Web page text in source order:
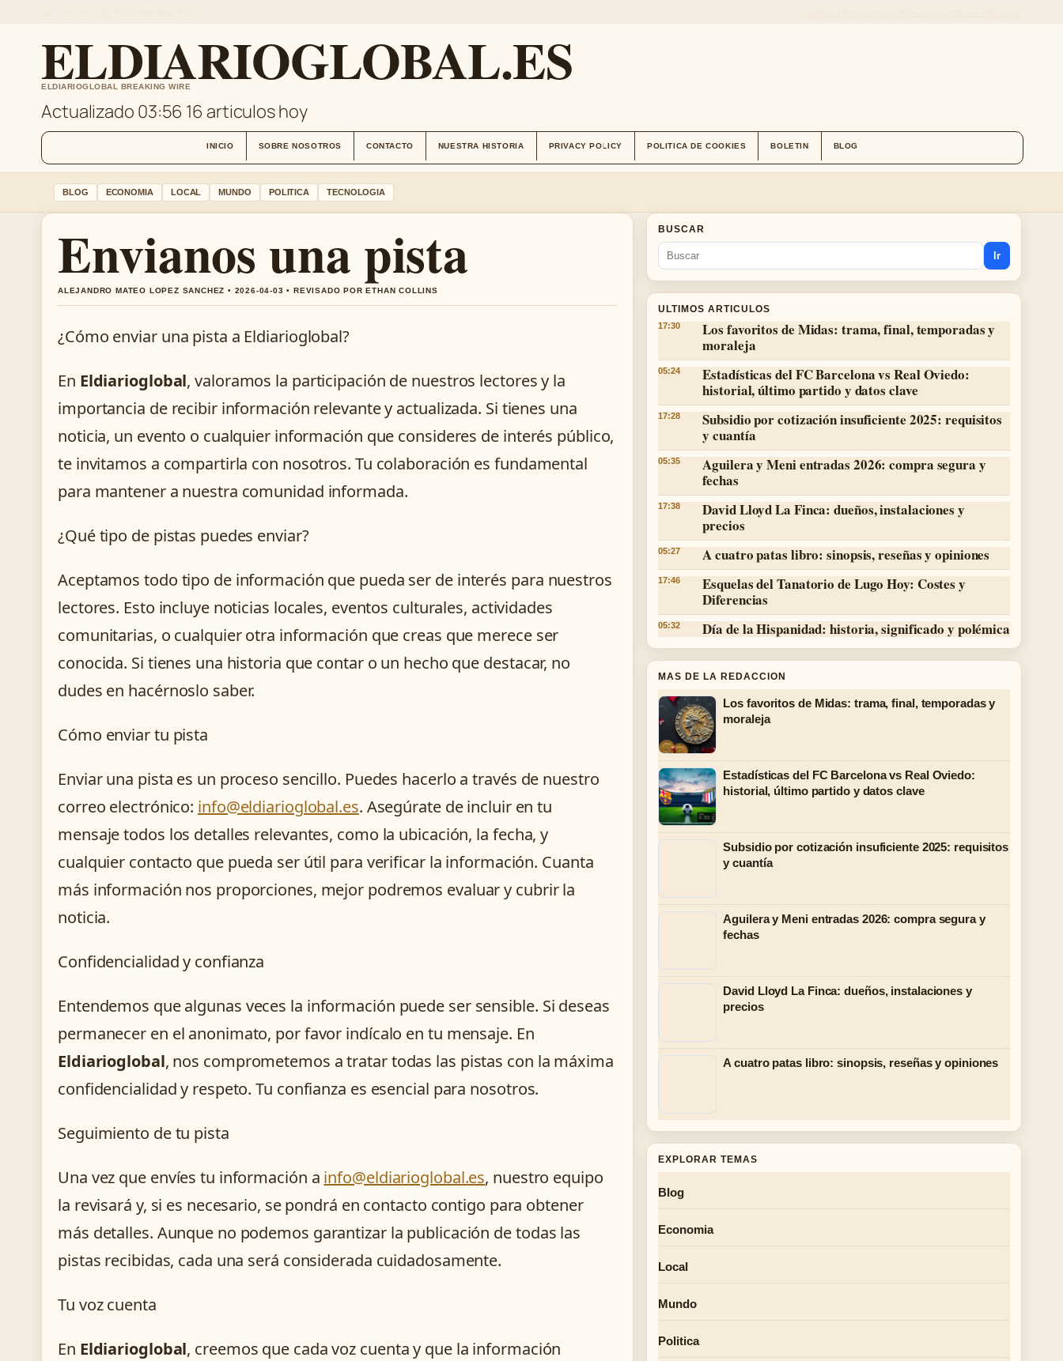
ELDIARIOGLOBAL.ES
ELDIARIOGLOBAL BREAKING WIRE
Actualizado 03:56 16 articulos hoy
INICIO SOBRE NOSOTROS CONTACTO NUESTRA HISTORIA PRIVACY POLICY POLITICA DE COOKIES BOLETIN BLOG
BLOG ECONOMIA LOCAL MUNDO POLITICA TECNOLOGIA
Envianos una pista
ALEJANDRO MATEO LOPEZ SANCHEZ • 2026-04-03 • REVISADO POR ETHAN COLLINS
¿Cómo enviar una pista a Eldiarioglobal?
En Eldiarioglobal, valoramos la participación de nuestros lectores y la
importancia de recibir información relevante y actualizada. Si tienes una
noticia, un evento o cualquier información que consideres de interés público,
te invitamos a compartirla con nosotros. Tu colaboración es fundamental
para mantener a nuestra comunidad informada.
¿Qué tipo de pistas puedes enviar?
Aceptamos todo tipo de información que pueda ser de interés para nuestros
lectores. Esto incluye noticias locales, eventos culturales, actividades
comunitarias, o cualquier otra información que creas que merece ser
conocida. Si tienes una historia que contar o un hecho que destacar, no
dudes en hacérnoslo saber.
Cómo enviar tu pista
Enviar una pista es un proceso sencillo. Puedes hacerlo a través de nuestro
correo electrónico: info@eldiarioglobal.es. Asegúrate de incluir en tu
mensaje todos los detalles relevantes, como la ubicación, la fecha, y
cualquier contacto que pueda ser útil para verificar la información. Cuanta
más información nos proporciones, mejor podremos evaluar y cubrir la
noticia.
Confidencialidad y confianza
Entendemos que algunas veces la información puede ser sensible. Si deseas
permanecer en el anonimato, por favor indícalo en tu mensaje. En
Eldiarioglobal, nos comprometemos a tratar todas las pistas con la máxima
confidencialidad y respeto. Tu confianza es esencial para nosotros.
Seguimiento de tu pista
Una vez que envíes tu información a info@eldiarioglobal.es, nuestro equipo
la revisará y, si es necesario, se pondrá en contacto contigo para obtener
más detalles. Aunque no podemos garantizar la publicación de todas las
pistas recibidas, cada una será considerada cuidadosamente.
Tu voz cuenta
En Eldiarioglobal, creemos que cada voz cuenta y que la información
BUSCAR
Ir
ULTIMOS ARTICULOS
17:30
Los favoritos de Midas: trama, final, temporadas y
moraleja
05:24
Estadísticas del FC Barcelona vs Real Oviedo:
historial, último partido y datos clave
17:28
Subsidio por cotización insuficiente 2025: requisitos
y cuantía
05:35
Aguilera y Meni entradas 2026: compra segura y
fechas
17:38
David Lloyd La Finca: dueños, instalaciones y
precios
05:27 A cuatro patas libro: sinopsis, reseñas y opiniones
17:46
Esquelas del Tanatorio de Lugo Hoy: Costes y
Diferencias
05:32 Día de la Hispanidad: historia, significado y polémica
MAS DE LA REDACCION
Los favoritos de Midas: trama, final, temporadas y
moraleja
Estadísticas del FC Barcelona vs Real Oviedo:
historial, último partido y datos clave
Subsidio por cotización insuficiente 2025: requisitos
y cuantía
Aguilera y Meni entradas 2026: compra segura y
fechas
David Lloyd La Finca: dueños, instalaciones y
precios
A cuatro patas libro: sinopsis, reseñas y opiniones
EXPLORAR TEMAS
Blog
Economia
Local
Mundo
Politica